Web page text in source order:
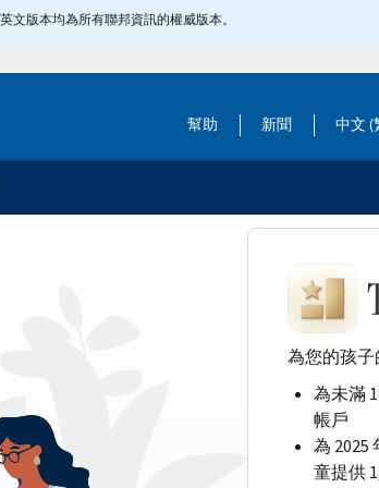
文版本均為所有聯邦資訊的權威版本。
幫助 新聞 中文 (
為您的孩
為未滿
帳戶
為 2025
童提供